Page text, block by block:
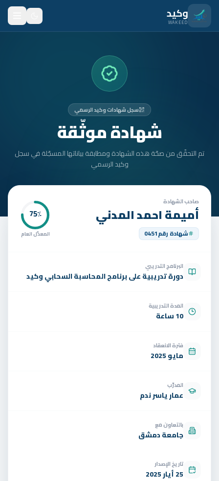
انتقل للمحتوى الرئيسي
وكيد
WAKEED
المتدربون
الأمان
تواصل
الوظائف
سجل شهادات وكيد الرسمي
شهادة موثّقة
تم التحقّق من صحّة هذه الشهادة ومطابقة بياناتها المسجّلة في سجل
وكيد الرسمي
صاحب الشهادة
أميمة احمد المدني
شهادة رقم0451
75٪
المعدّل العام
البرنامج التدريبي
دورة تدريبية على برنامج المحاسبة السحابي وكيد
المدة التدريبية
10 ساعة
فترة الانعقاد
مايو 2025
المدرّب
عمار ياسر ندم
بالتعاون مع
جامعة دمشق
تاريخ الإصدار
25 أيار 2025